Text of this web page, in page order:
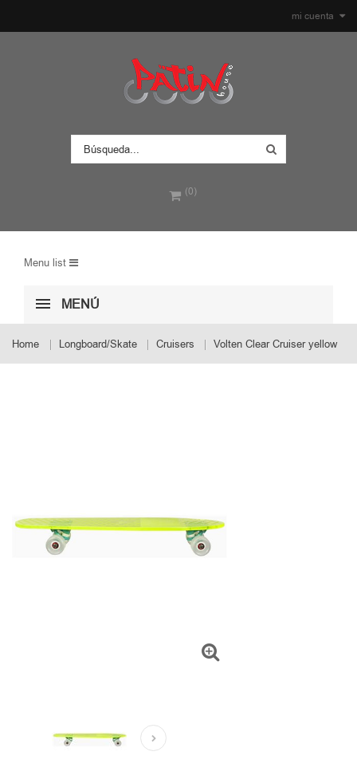
mi cuenta
(0)
Menu list
MENÚ
Home Longboard/Skate Cruisers Volten Clear Cruiser yellow